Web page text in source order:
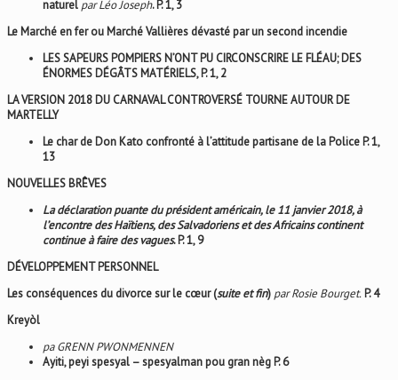
naturel par Léo Joseph. P. 1, 3
Le Marché en fer ou Marché Vallières dévastépar un second incendie
LES SAPEURS POMPIERS N’ONT PU CIRCONSCRIRE LE FLÉAU; DES
ÉNORMES DÉGÂTS MATÉRIELS, P. 1, 2
LA VERSION 2018 DU CARNAVAL CONTROVERSÉ TOURNE AUTOUR DE
MARTELLY
Le char de Don Kato confronté à l’attitude partisane de la Police P. 1,
13
NOUVELLES BRÊVES
La déclaration puante duprésident américain, le 11 janvier 2018, à
l’encontre des Haïtiens, des Salvadoriens et desAfricains continent
continue àfaire des vagues. P. 1, 9
DÉVELOPPEMENT PERSONNEL
Les conséquences du divorce sur le cœur (suite et fin) par Rosie Bourget. P. 4
Kreyòl
pa GRENN PWONMENNEN
Ayiti, peyi spesyal –spesyalman pou gran nèg P. 6